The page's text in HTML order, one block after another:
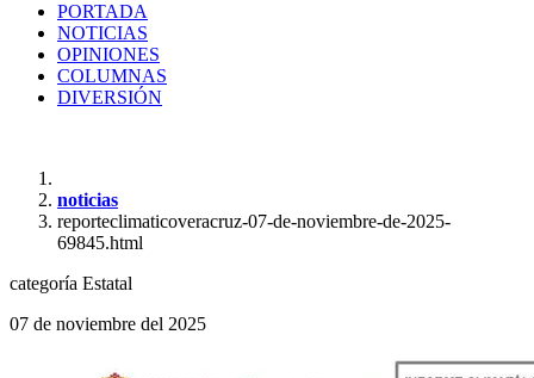
PORTADA
NOTICIAS
OPINIONES
COLUMNAS
DIVERSIÓN
noticias
reporteclimaticoveracruz-07-de-noviembre-de-2025-
69845.html
categoría Estatal
07 de noviembre del 2025